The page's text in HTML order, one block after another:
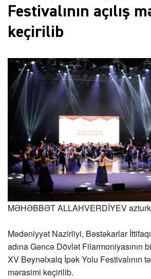
Festivalının açılış
keçirilib
MƏHƏBBƏT ALLAHVERDİYEV
Mədəniyyət Nazirliyi, Bəstəkarlar
adına Gəncə Dövlət Filarmoniyasının
XV Beynəlxalq İpək Yolu Festivalının
mərasimi keçirilib.